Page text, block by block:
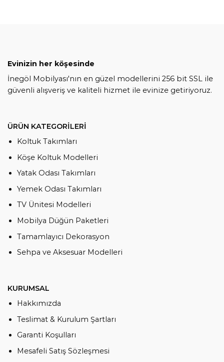
Evinizin her köşesinde
İnegöl Mobilyası'nın en güzel modellerini 256 bit SSL ile
güvenli alışveriş ve kaliteli hizmet ile evinize getiriyoruz.
ÜRÜN KATEGORİLERİ
Koltuk Takımları
Köşe Koltuk Modelleri
Yatak Odası Takımları
Yemek Odası Takımları
TV Ünitesi Modelleri
Mobilya Düğün Paketleri
Tamamlayıcı Dekorasyon
Sehpa ve Aksesuar Modelleri
KURUMSAL
Hakkımızda
Teslimat & Kurulum Şartları
Garanti Koşulları
Mesafeli Satış Sözleşmesi